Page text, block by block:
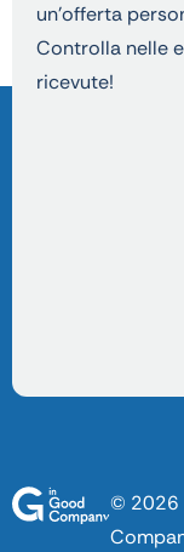
un’offerta
Controlla nelle
ricevute!
© 2026